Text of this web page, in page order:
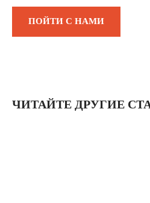
ПОЙТИ С НАМИ
ЧИТАЙТЕ ДРУГИЕ